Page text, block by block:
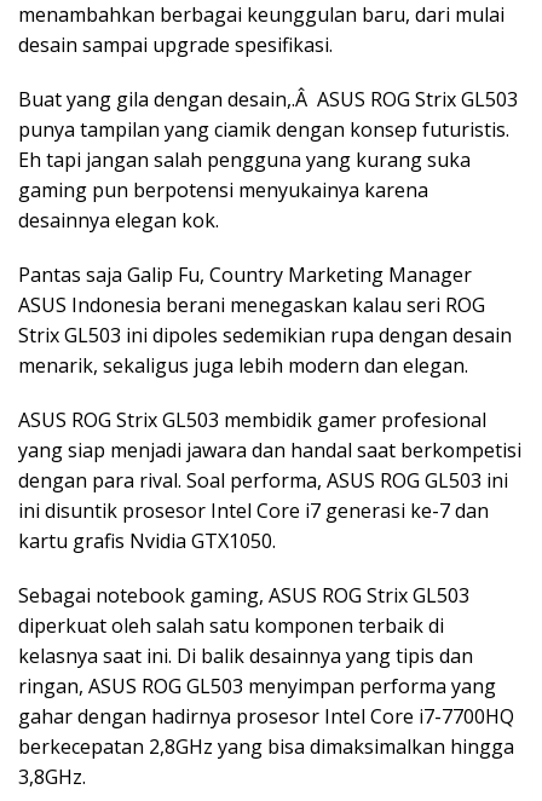
menambahkan berbagai keunggulan baru, dari mulai
desain sampai upgrade spesifikasi.
Buat yang gila dengan desain,.Â ASUS ROG Strix GL503
punya tampilan yang ciamik dengan konsep futuristis.
Eh tapi jangan salah pengguna yang kurang suka
gaming pun berpotensi menyukainya karena
desainnya elegan kok.
Pantas saja Galip Fu, Country Marketing Manager
ASUS Indonesia berani menegaskan kalau seri ROG
Strix GL503 ini dipoles sedemikian rupa dengan desain
menarik, sekaligus juga lebih modern dan elegan.
ASUS ROG Strix GL503 membidik gamer profesional
yang siap menjadi jawara dan handal saat berkompetisi
dengan para rival. Soal performa, ASUS ROG GL503 ini
ini disuntik prosesor Intel Core i7 generasi ke-7 dan
kartu grafis Nvidia GTX1050.
Sebagai notebook gaming, ASUS ROG Strix GL503
diperkuat oleh salah satu komponen terbaik di
kelasnya saat ini. Di balik desainnya yang tipis dan
ringan, ASUS ROG GL503 menyimpan performa yang
gahar dengan hadirnya prosesor Intel Core i7-7700HQ
berkecepatan 2,8GHz yang bisa dimaksimalkan hingga
3,8GHz.